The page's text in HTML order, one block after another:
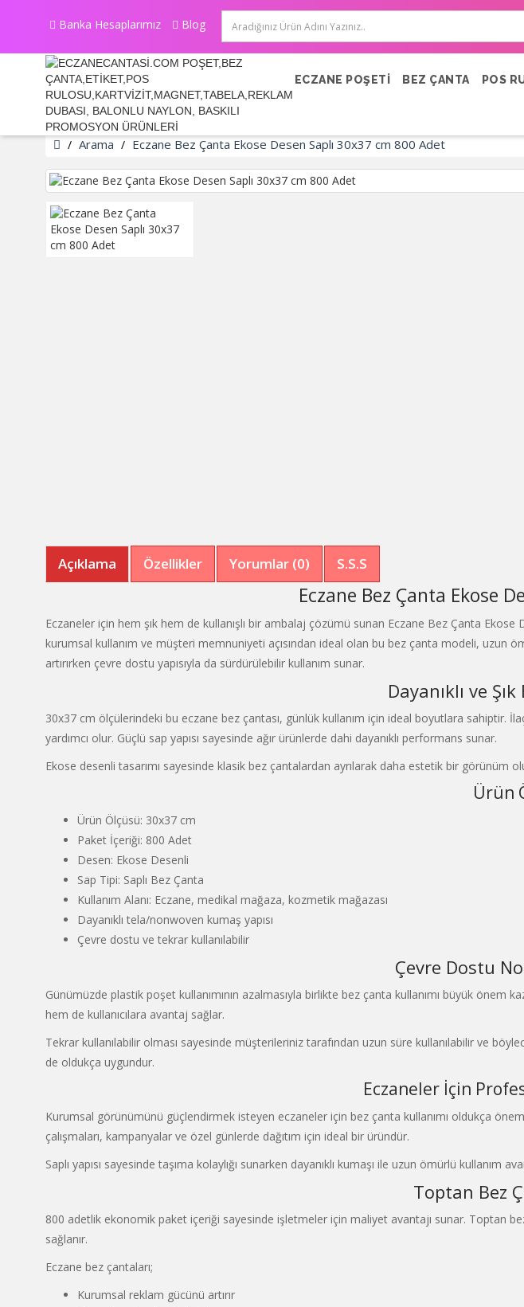
Banka Hesaplarımız Blog
ECZANE POŞETİ BEZ ÇANTA POS
Arama Eczane Bez Çanta Ekose Desen Saplı 30x37 cm 800 Adet
Açıklama Özellikler Yorumlar (0) S.S.S
Eczane Bez Çanta Ekose
Eczaneler için hem şık hem de kullanışlı bir ambalaj çözümü sunan Eczane Bez Çanta Ekose
kurumsal kullanım ve müşteri memnuniyeti açısından ideal olan bu bez çanta modeli, uzun
artırırken çevre dostu yapısıyla da sürdürülebilir kullanım sunar.
Dayanıklı ve
30x37 cm ölçülerindeki bu eczane bez çantası, günlük kullanım için ideal boyutlara sahiptir.
yardımcı olur. Güçlü sap yapısı sayesinde ağır ürünlerde dahi dayanıklı performans sunar.
Ekose desenli tasarımı sayesinde klasik bez çantalardan ayrılarak daha estetik bir
Ürün
Ürün Ölçüsü: 30x37 cm
Paket İçeriği: 800 Adet
Desen: Ekose Desenli
Sap Tipi: Saplı Bez Çanta
Kullanım Alanı: Eczane, medikal mağaza, kozmetik mağazası
Dayanıklı tela/nonwoven kumaş yapısı
Çevre dostu ve tekrar kullanılabilir
Çevre Dostu
Günümüzde plastik poşet kullanımının azalmasıyla birlikte bez çanta kullanımı büyük
hem de kullanıcılara avantaj sağlar.
Tekrar kullanılabilir olması sayesinde müşterileriniz tarafından uzun süre kullanılabilir ve
de oldukça uygundur.
Eczaneler İçin
Kurumsal görünümünü güçlendirmek isteyen eczaneler için bez çanta kullanımı oldukça
çalışmaları, kampanyalar ve özel günlerde dağıtım için ideal bir üründür.
Saplı yapısı sayesinde taşıma kolaylığı sunarken dayanıklı kumaşı ile uzun ömürlü kullanım
Toptan Bez
800 adetlik ekonomik paket içeriği sayesinde işletmeler için maliyet avantajı sunar. Toptan
sağlanır.
Eczane bez çantaları;
Kurumsal reklam gücünü artırır